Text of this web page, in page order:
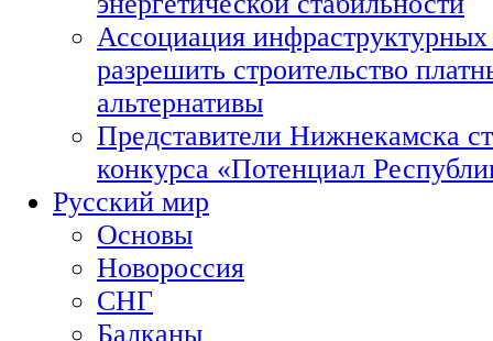
Ассоциация
разрешить строительство
альтернативы
Представители Нижнекамска
конкурса «Потенциал
Русский мир
Основы
Новороссия
СНГ
Балканы